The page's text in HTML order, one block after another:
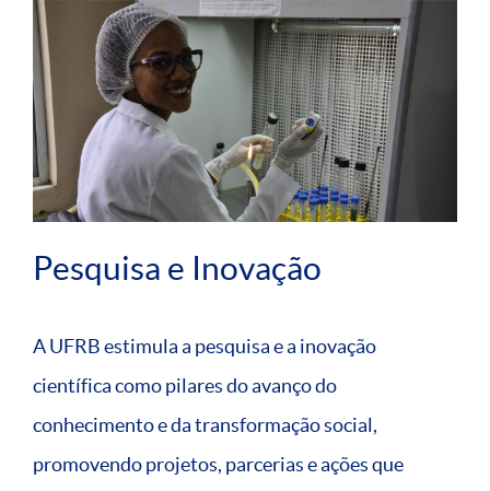
Pesquisa e Inovação
A UFRB estimula a pesquisa e a inovação
científica como pilares do avanço do
conhecimento e da transformação social,
promovendo projetos, parcerias e ações que